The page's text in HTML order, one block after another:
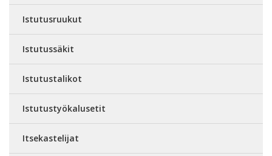
Istutusruukut
Istutussäkit
Istutustalikot
Istutustyökalusetit
Itsekastelijat